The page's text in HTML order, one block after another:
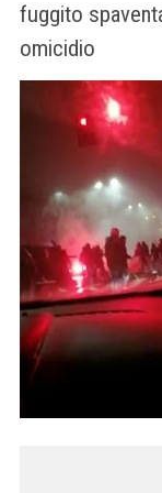
fuggito
omicidio